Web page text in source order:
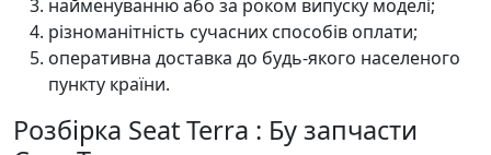
найменуванню або за роком випуску моделі;
різноманітність сучасних способів оплати;
оперативна доставка до будь-якого населеного
пункту країни.
Розбірка Seat Terra : Бу запчасти